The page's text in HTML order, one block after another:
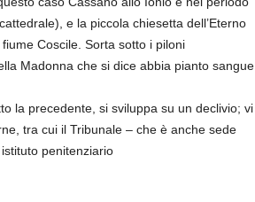
e la piccola chiesetta dell’Eterno
Coscile. Sorta sotto i piloni
Madonna che si dice abbia pianto sangue.
la precedente, si sviluppa su un declivio; vi
tra cui il Tribunale – che è anche sede
penitenziario